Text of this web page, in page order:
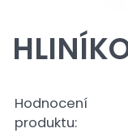
Hodnocení
produktu: